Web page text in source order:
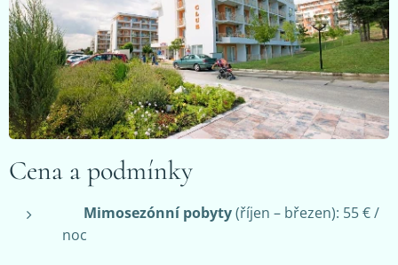
Cena a podmínky
Mimosezónní pobyty(říjen – březen): 55 € /
noc